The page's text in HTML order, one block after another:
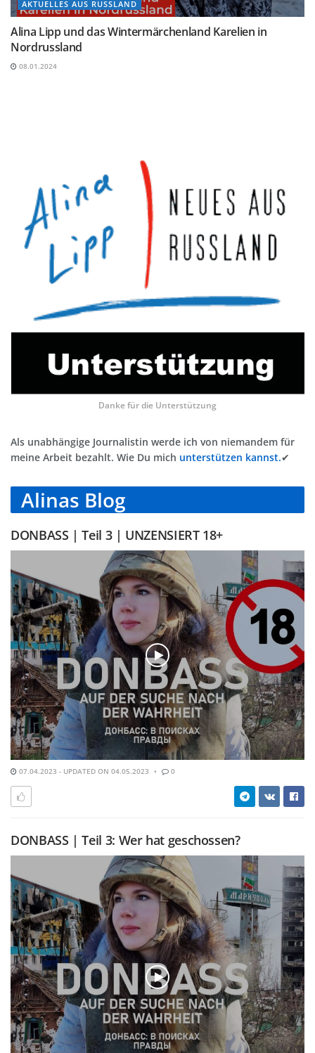
AKTUELLES AUS RUSSLAND
Alina Lipp und das Wintermärchenland Karelien in
Nordrussland
08.01.2024
Danke für die Unterstützung
Als unabhängige Journalistin werde ich von niemandem für
meine Arbeit bezahlt. Wie Du mich unterstützen kannst.✔
Alinas Blog
DONBASS | Teil 3 | UNZENSIERT 18+
07.04.2023 - UPDATED ON 04.05.2023 0
DONBASS | Teil 3: Wer hat geschossen?